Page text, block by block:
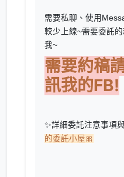
需要私聊、使用
較少上線~需要委託
我~
需要約稿
訊我的FB!
✨詳細委託注意事項
的委託小屋🎀